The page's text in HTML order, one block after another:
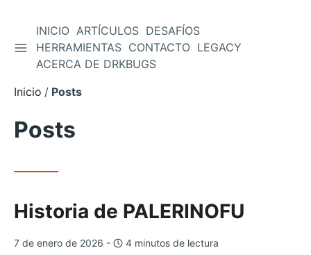
Saltar
contenido
ALTERNAR BARRA LATERAL
INICIO ARTÍCULOS DESAFÍOS
HERRAMIENTAS CONTACTO LEGACY
ACERCA DE DRKBUGS
Inicio
Posts
Posts
Historia de PALERINOFU
7 de enero de 2026 - 4 minutos de lectura